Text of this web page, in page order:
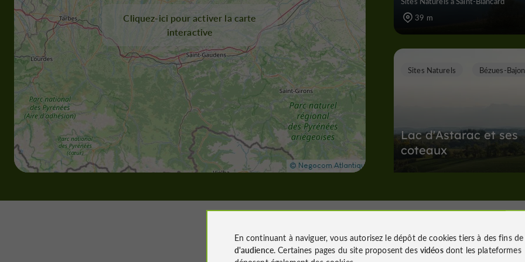
Cliquez-ici pour activer la carte
interactive
39 m
Lac d'Astarac et ses
coteaux
Sites Naturels Bézues-Bajon
En continuant à naviguer, vous autorisez le dépôt de cookies tiers à des fins de
d'audience. Certaines pages du site proposent des vidéosdont les plateformes